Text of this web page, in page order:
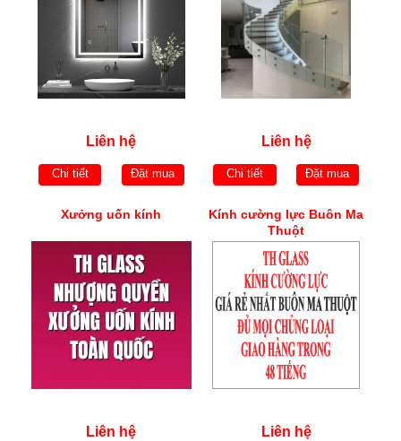
Liên hệ
Chi tiết Đặt mua
Liên hệ
Chi tiết Đặt mua
Xưởng uốn kính
Liên hệ
Kính cường lực Buôn Ma
Thuột
Liên hệ